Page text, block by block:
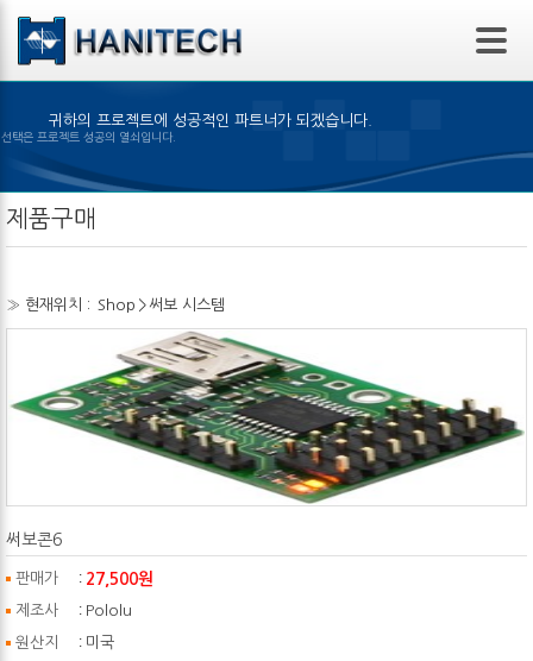
본문 바로가기
귀하의 프로젝트에 성공적인 파트너가 되겠습니다.
제품의 선택은 프로젝트 성공의 열쇠입니다.
제품구매
» 현재위치 : Shop > 써보 시스템
써보콘6
판매가 : 27,500원
제조사 : Pololu
원산지 : 미국